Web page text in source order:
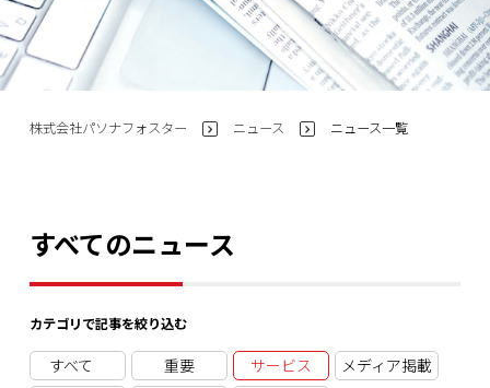
株式会社パソナフォスター >ニュース >ニュース一覧
すべてのニュース
カテゴリで記事を絞り込む
お知らせ（コーポレートサイト）
重要 サービス
メディア掲載